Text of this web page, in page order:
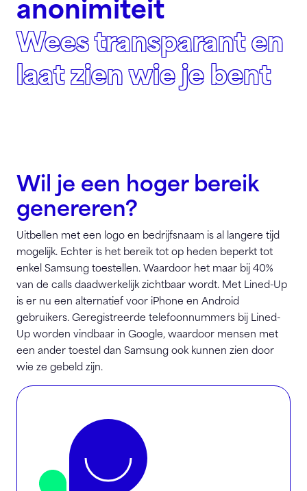
Wees transparant en
laat zien wie je bent
Wil je een hoger bereik
genereren?
Uitbellen met een logo en bedrijfsnaam is al langere tijd
mogelijk. Echter is het bereik tot op heden beperkt tot
enkel Samsung toestellen. Waardoor het maar bij 40%
van de calls daadwerkelijk zichtbaar wordt. Met Lined-Up
is er nu een alternatief voor iPhone en Android
gebruikers. Geregistreerde telefoonnummers bij Lined-
Up worden vindbaar in Google, waardoor mensen met
een ander toestel dan Samsung ook kunnen zien door
wie ze gebeld zijn.